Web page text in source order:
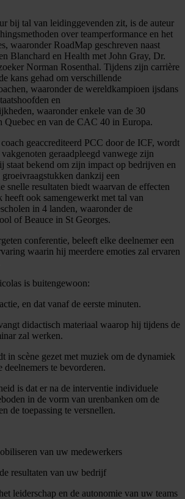
bij tal van leidinggevenden zit, is de auteur
over teamperformance en het
waaronder RoadMap geschreven naast
Blanchard en Health met John Gray, Dr.
Norman Rosenthal. Tijdens zijn carrière
kans gehad om verschillende
waaronder de wereldkampioen ijsdans
en
waaronder enkele van de 30
Quebec en van de CAC 40 in Europa.
geaccrediteerd PCC door de ICF, wordt
geraadpleegd vanwege zijn
staat bekend om zijn impact op bedrijven en
dankzij een
snelle resultaten biedt waarvan de effecten
heeft ook samengewerkt met tal van
in 4 landen, waaronder de
of Beauce in St Georges.
conferentie, beleeft elke deelnemer een
waarin hij meerdere emoties zal ervaren
is buitengewoon:
en dat vanaf de eerste minuten.
didactisch materiaal waarop hij tijdens de
zal werken.
in scène gezet met muziek om de dynamiek
deelnemers te bevorderen.
is dat er na de interventie individuele
in de vorm van urenbanken om de
de toepassing te versnellen.
van uw medewerkers
resultaten van uw bedrijf
leiderschap en de autonomie van uw teams